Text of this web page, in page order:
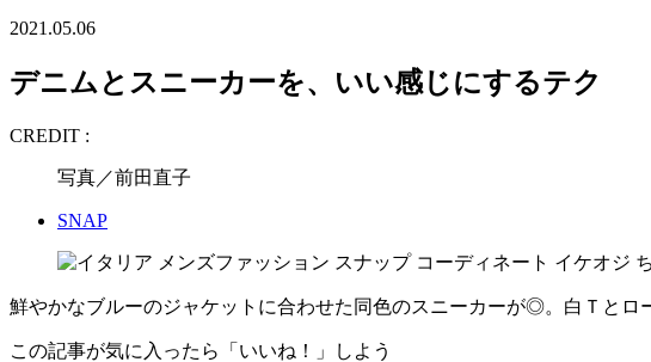
2021.05.06
デニムとスニーカーを、いい感じにするテク
CREDIT :
写真／前田直子
SNAP
鮮やかなブルーのジャケットに合わせた同色のスニーカーが◎。白Ｔとロ
この記事が気に入ったら「いいね！」しよう